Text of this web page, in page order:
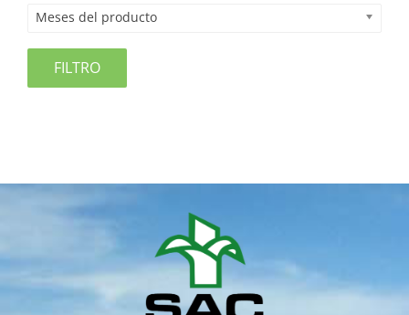
Meses del producto
FILTRO